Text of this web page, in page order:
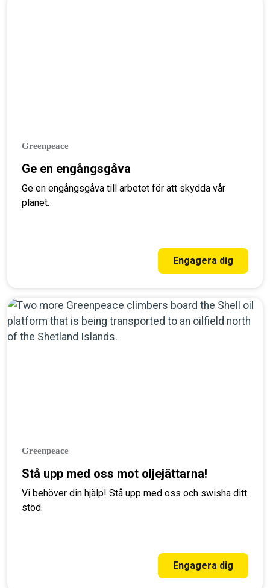
Greenpeace
Ge en engångsgåva
Ge en engångsgåva till arbetet för att skydda vår
planet.
Engagera dig
Greenpeace
Stå upp med oss mot oljejättarna!
Vi behöver din hjälp! Stå upp med oss och swisha ditt
stöd.
Engagera dig